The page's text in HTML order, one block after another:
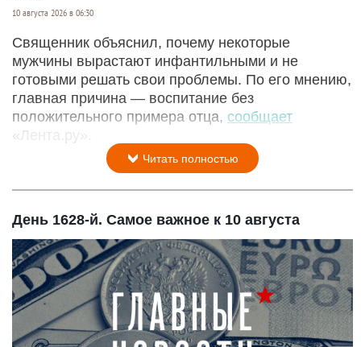
10 августа 2026 в 06:30
Священник объяснил, почему некоторые
мужчины вырастают инфантильными и не
готовыми решать свои проблемы. По его мнению,
главная причина — воспитание без
положительного примера отца, сообщает
«Лента.ру».
Читать полностью
День 1628-й. Самое важное к 10 августа